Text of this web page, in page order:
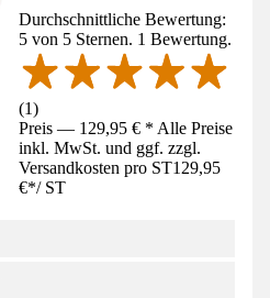
Durchschnittliche Bewertung:
5 von 5 Sternen. 1 Bewertung.
(1)
Preis — 129,95 € * Alle Preise
inkl. MwSt. und ggf. zzgl.
Versandkosten pro ST129,95
€*/ ST